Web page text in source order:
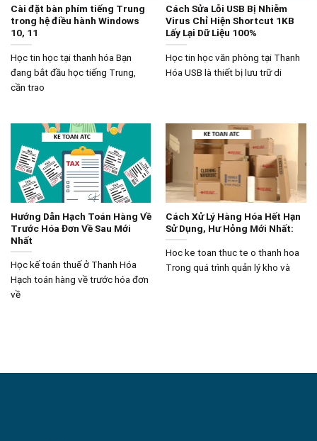
Cài đặt bàn phím tiếng Trung
trong hệ điều hành Windows
10, 11
Học tin học tại thanh hóa Bạn
đang bắt đầu học tiếng Trung,
cần trao
Cách Sửa Lỗi USB Bị Nhiễm
Virus Chỉ Hiện Shortcut 1KB
Lấy Lại Dữ Liệu 100%
Học tin học văn phòng tại Thanh
Hóa USB là thiết bị lưu trữ di
Hướng Dẫn Hạch Toán Hàng Về
Trước Hóa Đơn Về Sau Mới
Nhất
Học kế toán thuế ở Thanh Hóa
Hạch toán hàng về trước hóa đơn
về
Cách Xử Lý Hàng Hóa Hết Hạn
Sử Dụng, Hư Hỏng Mới Nhất:
Hoc ke toan thuc te o thanh hoa
Trong quá trình quản lý kho và